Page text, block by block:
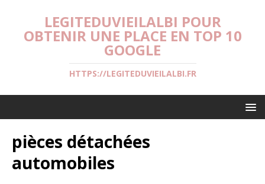
LEGITEDUVIEILALBI POUR
OBTENIR UNE PLACE EN TOP 10
GOOGLE
HTTPS://LEGITEDUVIEILALBI.FR
pièces détachées
automobiles